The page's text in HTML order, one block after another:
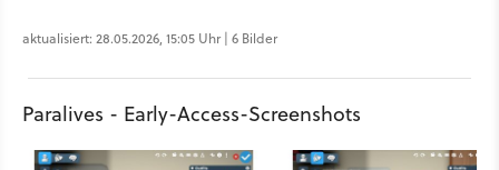
aktualisiert: 28.05.2026, 15:05 Uhr | 6 Bilder
Paralives - Early-Access-Screenshots